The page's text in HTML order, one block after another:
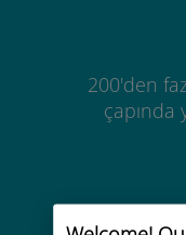
200'den
çapında